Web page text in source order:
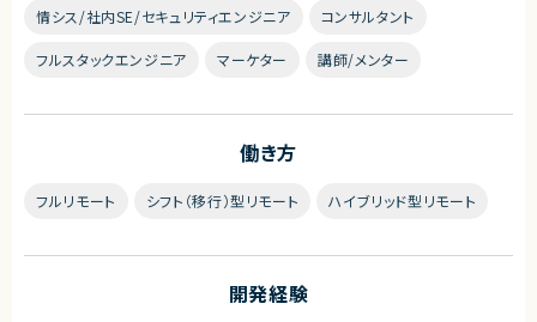
情シス/社内SE/セキュリティエンジニア コンサルタント
フルスタックエンジニア マーケター 講師/メンター
働き方
フルリモート シフト（移行）型リモート ハイブリッド型リモート
開発経験